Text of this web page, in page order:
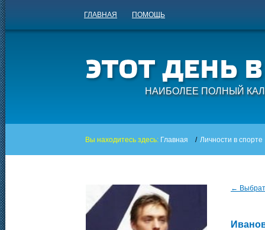
ГЛАВНАЯ ПОМОЩЬ
НАИБОЛЕЕ ПОЛНЫЙ
Вы находитесь здесь: Главная / Личности в спорте
←